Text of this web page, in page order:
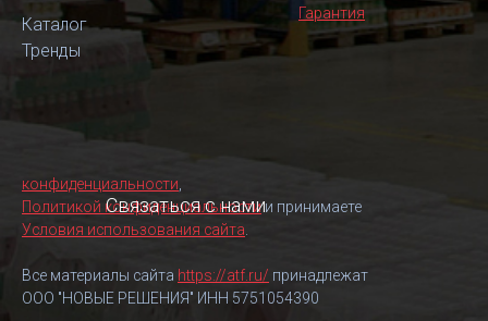
Каталог
Тренды
Связаться с нами
Гарантия
конфиденциальности
Политикой конфиденциальностии принимаете
Условия использования сайта
Все материалы сайта https://atf.ru/ принадлежат
ООО "НОВЫЕ РЕШЕНИЯ" ИНН 5751054390